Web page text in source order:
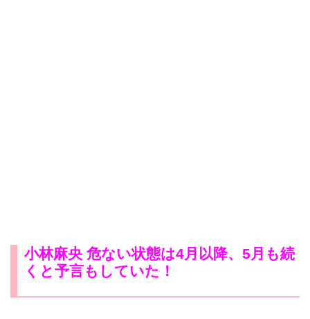
小林麻央 危ない状態は4月以降、5月も続
くと予言もしていた！